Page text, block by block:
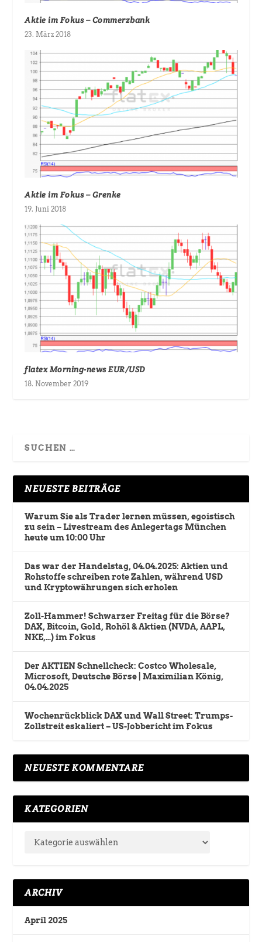
Aktie im Fokus – Commerzbank
23. März 2018
Aktie im Fokus – Grenke
19. Juni 2018
flatex Morning-news EUR/USD
18. November 2019
NEUESTE BEITRÄGE
Warum Sie als Trader lernen müssen, egoistisch
zu sein – Livestream des Anlegertags München
heute um 10:00 Uhr
Das war der Handelstag, 04.04.2025: Aktien und
Rohstoffe schreiben rote Zahlen, während USD
und Kryptowährungen sich erholen
Zoll-Hammer! Schwarzer Freitag für die Börse?
DAX, Bitcoin, Gold, Rohöl & Aktien (NVDA, AAPL,
NKE,…) im Fokus
Der AKTIEN Schnellcheck: Costco Wholesale,
Microsoft, Deutsche Börse | Maximilian König,
04.04.2025
Wochenrückblick DAX und Wall Street: Trumps-
Zollstreit eskaliert – US-Jobbericht im Fokus
NEUESTE KOMMENTARE
KATEGORIEN
ARCHIV
April 2025